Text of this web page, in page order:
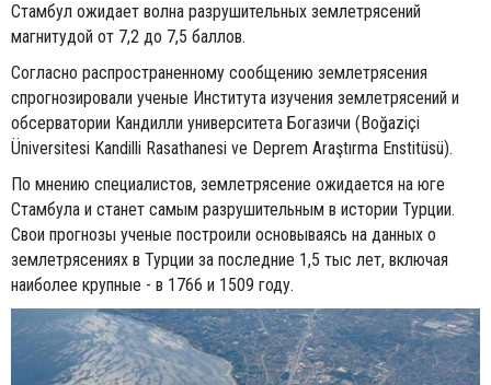
Стамбул ожидает волна разрушительных землетрясений
магнитудой от 7,2 до 7,5 баллов.
Согласно распространенному сообщению землетрясения
спрогнозировали ученые Института изучения землетрясений и
обсерватории Кандилли университета Богазичи (Boğaziçi
Üniversitesi Kandilli Rasathanesi ve Deprem Araştırma Enstitüsü).
По мнению специалистов, землетрясение ожидается на юге
Стамбула и станет самым разрушительным в истории Турции.
Свои прогнозы ученые построили основываясь на данных о
землетрясениях в Турции за последние 1,5 тыс лет, включая
наиболее крупные - в 1766 и 1509 году.